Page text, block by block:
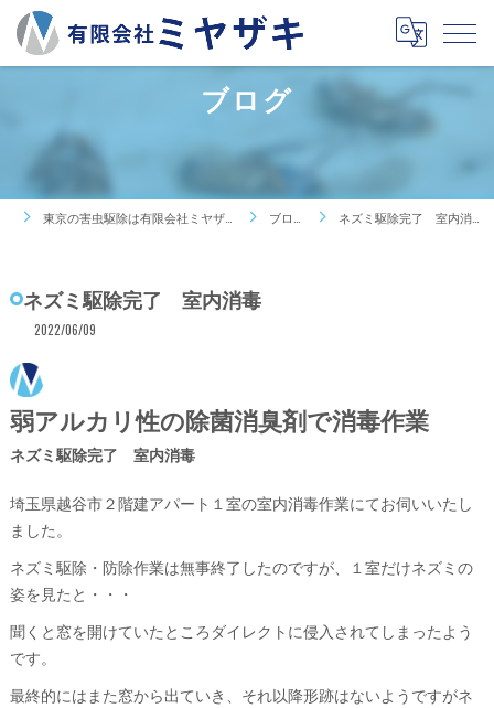
ブログ
東京の害虫駆除は有限会社ミヤザキ ブログ ネズミ駆除完了 室内消毒
ネズミ駆除完了 室内消毒
2022/06/09
ネズミ駆除完了 室内消毒
弱アルカリ性の除菌消臭剤で消毒作業
埼玉県越谷市２階建アパート１室の室内消毒作業にてお伺いいたし
ました。
ネズミ駆除・防除作業は無事終了したのですが、１室だけネズミの
姿を見たと・・・
聞くと窓を開けていたところダイレクトに侵入されてしまったよう
です。
最終的にはまた窓から出ていき、それ以降形跡はないようですがネ